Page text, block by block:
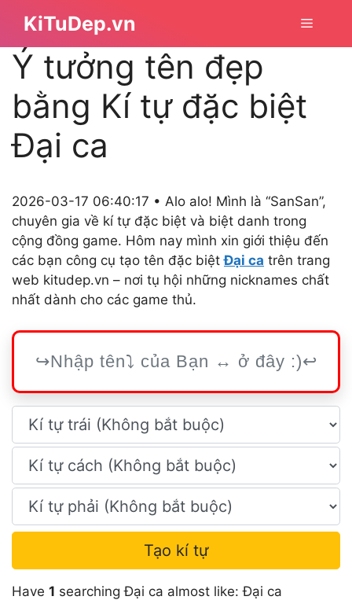
nội
dung
KiTuDep.vn Menu
Ý tưởng tên đẹp
bằng Kí tự đặc biệt
Đại ca
2026-03-17 06:40:17 • Alo alo! Mình là “SanSan”,
chuyên gia về kí tự đặc biệt và biệt danh trong
cộng đồng game. Hôm nay mình xin giới thiệu đến
các bạn công cụ tạo tên đặc biệtĐại ca trên trang
web kitudep.vn – nơi tụ hội những nicknames chất
nhất dành cho các game thủ.
Tạo kí tự
Have 1 searching Đại ca almost like: Đại ca